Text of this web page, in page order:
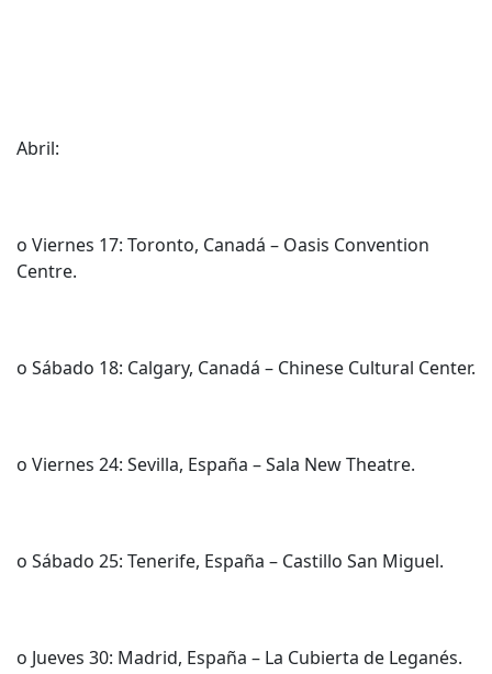
Abril:
o Viernes 17: Toronto, Canadá – Oasis Convention
Centre.
o Sábado 18: Calgary, Canadá – Chinese Cultural Center.
o Viernes 24: Sevilla, España – Sala New Theatre.
o Sábado 25: Tenerife, España – Castillo San Miguel.
o Jueves 30: Madrid, España – La Cubierta de Leganés.